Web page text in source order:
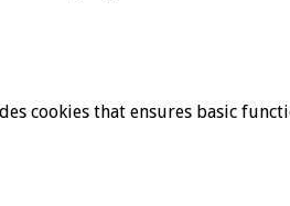
cookies that ensures basic